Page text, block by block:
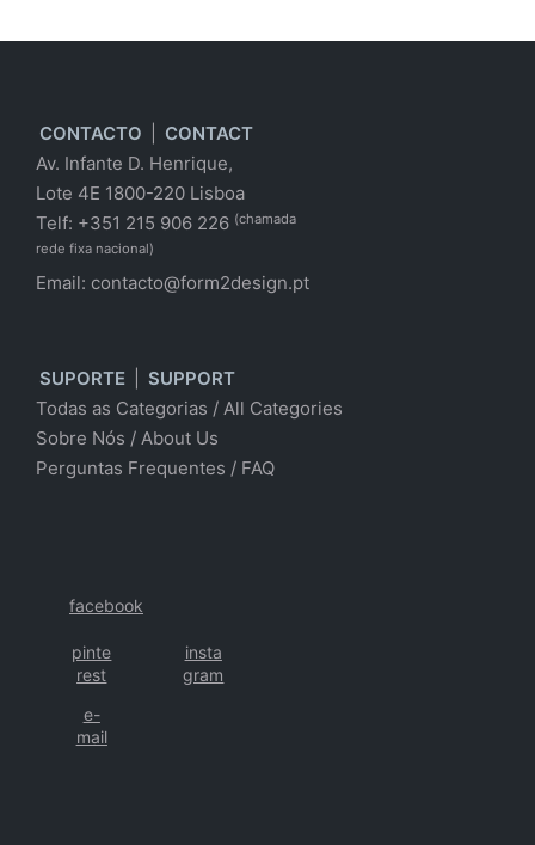
CONTACTO
CONTACT
Av. Infante D. Henrique,
Lote 4E 1800-220 Lisboa
Telf: +351 215 906 226 (chamada
rede fixa nacional)
Email: contacto@form2design.pt
SUPORTE
SUPPORT
Todas as Categorias / All Categories
Sobre Nós / About Us
Perguntas Frequentes / FAQ
facebook
pinte
rest
insta
gram
e-
mail